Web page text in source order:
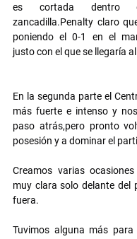
es cortada dentro
zancadilla.Penalty claro
poniendo el 0-1 en el
justo con el que se llegaría
En la segunda parte el
más fuerte e intenso y
paso atrás,pero pronto
posesión y a dominar el
Creamos varias
muy clara solo delante del
fuera.
Tuvimos alguna más